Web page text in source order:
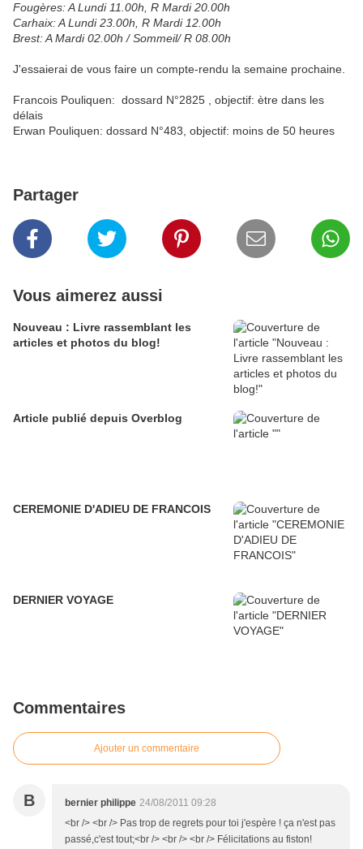
Fougères: A Lundi 11.00h, R Mardi 20.00h
Carhaix: A Lundi 23.00h, R Mardi 12.00h
Brest: A Mardi 02.00h / Sommeil/ R 08.00h
J'essaierai de vous faire un compte-rendu la semaine prochaine.
Francois Pouliquen: dossard N°2825 , objectif: ètre dans les
délais
Erwan Pouliquen: dossard N°483, objectif: moins de 50 heures
Partager
Vous aimerez aussi
Nouveau : Livre rassemblant les
articles et photos du blog!
Article publié depuis Overblog
CEREMONIE D'ADIEU DE FRANCOIS
DERNIER VOYAGE
Commentaires
Ajouter un commentaire
B bernier philippe 24/08/2011 09:28
<br /> <br /> Pas trop de regrets pour toi j'espère ! ça n'est pas
passé,c'est tout;<br /> <br /> <br /> Félicitations au fiston!